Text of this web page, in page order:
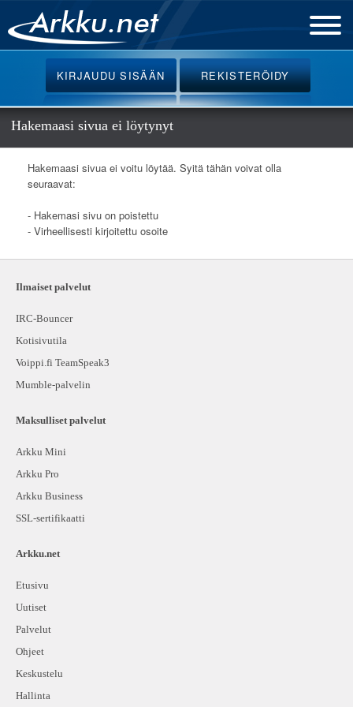
Etusivu
Uutiset
Palvelut
Ohjeet
Keskustelu
Oikotiet
KIRJAUDUSISÄÄN REKISTERÖIDY
Hakemaasi sivua ei löytynyt
Hakemaasi sivua ei voitu löytää. Syitä tähän voivat olla
seuraavat:
- Hakemasi sivu on poistettu
- Virheellisesti kirjoitettu osoite
Ilmaiset palvelut
IRC-Bouncer
Kotisivutila
Voippi.fi TeamSpeak3
Mumble-palvelin
Maksulliset palvelut
Arkku Mini
Arkku Pro
Arkku Business
SSL-sertifikaatti
Arkku.net
Etusivu
Uutiset
Palvelut
Ohjeet
Keskustelu
Hallinta